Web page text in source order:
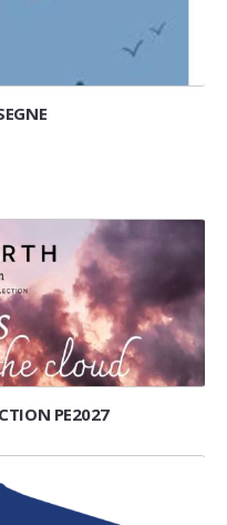
PE2027